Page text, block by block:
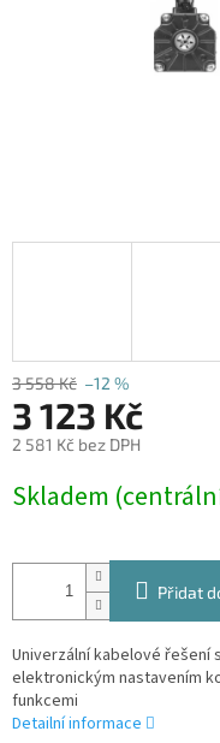
3 558 Kč –12 %
3 123 Kč
2 581 Kč bez DPH
cena:
Skladem
Přidat
Univerzální kabelové řešení
elektronickým nastavením
funkcemi
Detailní informace